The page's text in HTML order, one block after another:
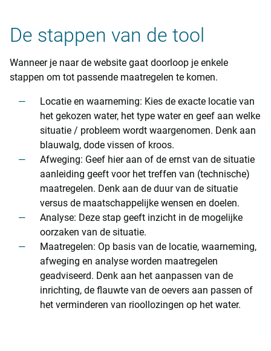
De stappen van de tool
Wanneer je naar de website gaat doorloop je enkele
stappen om tot passende maatregelen te komen.
Locatie en waarneming: Kies de exacte locatie van
het gekozen water, het type water en geef aan welke
situatie / probleem wordt waargenomen. Denk aan
blauwalg, dode vissen of kroos.
Afweging: Geef hier aan of de ernst van de situatie
aanleiding geeft voor het treffen van (technische)
maatregelen. Denk aan de duur van de situatie
versus de maatschappelijke wensen en doelen.
Analyse: Deze stap geeft inzicht in de mogelijke
oorzaken van de situatie.
Maatregelen: Op basis van de locatie, waarneming,
afweging en analyse worden maatregelen
geadviseerd. Denk aan het aanpassen van de
inrichting, de flauwte van de oevers aan passen of
het verminderen van rioollozingen op het water.